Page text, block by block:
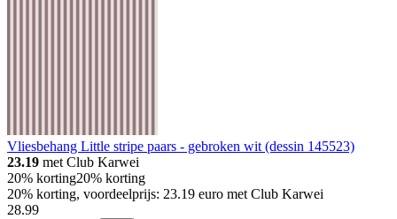
Vliesbehang Little stripe paars - gebroken wit (dessin 145523)
23.19 met Club Karwei
20% korting20% korting
20% korting, voordeelprijs: 23.19 euro met Club Karwei
28.99